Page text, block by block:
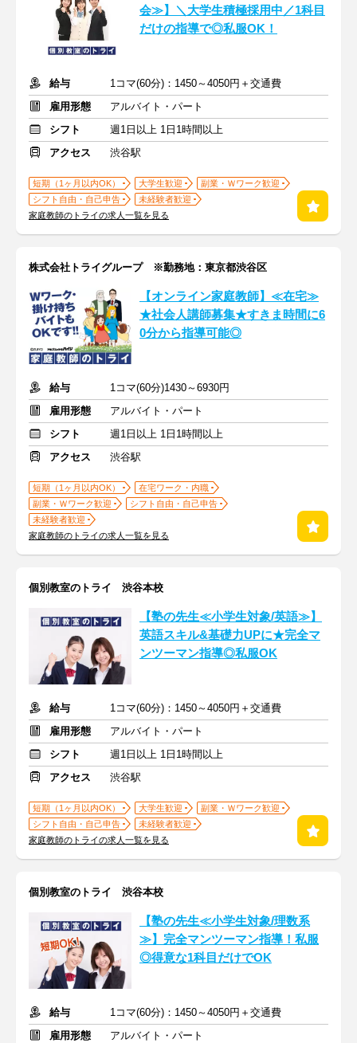
会≫】＼大学生積極採用中／1科目
だけの指導で◎私服OK！
給与
1コマ(60分)：1450～4050円＋交通費
雇用形態
アルバイト・パート
シフト
週1日以上 1日1時間以上
アクセス
渋谷駅
短期（1ヶ月以内OK） 大学生歓迎
副業・Ｗワーク歓迎
シフト自由・自己申告
未経験者歓迎
家庭教師のトライの求人一覧を見る
株式会社トライグループ ※勤務地：東京都渋谷区
【オンライン家庭教師】≪在宅≫
★社会人講師募集★すきま時間に6
0分から指導可能◎
給与
1コマ(60分)1430～6930円
雇用形態
アルバイト・パート
シフト
週1日以上 1日1時間以上
アクセス
渋谷駅
短期（1ヶ月以内OK）
在宅ワーク・内職
副業・Ｗワーク歓迎
シフト自由・自己申告
未経験者歓迎
家庭教師のトライの求人一覧を見る
個別教室のトライ 渋谷本校
【塾の先生≪小学生対象/英語≫】
英語スキル&基礎力UPに★完全マ
ンツーマン指導◎私服OK
給与
1コマ(60分)：1450～4050円＋交通費
雇用形態
アルバイト・パート
シフト
週1日以上 1日1時間以上
アクセス
渋谷駅
短期（1ヶ月以内OK） 大学生歓迎
副業・Ｗワーク歓迎
シフト自由・自己申告
未経験者歓迎
家庭教師のトライの求人一覧を見る
個別教室のトライ 渋谷本校
【塾の先生≪小学生対象/理数系
≫】完全マンツーマン指導！私服
◎得意な1科目だけでOK
給与
1コマ(60分)：1450～4050円＋交通費
雇用形態
アルバイト・パート